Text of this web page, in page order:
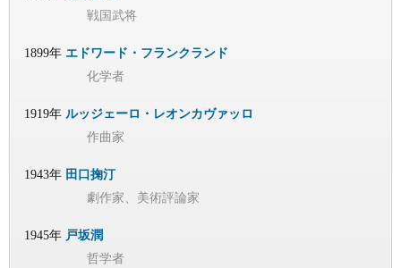
戦国武将
1899年 エドワード・フランクランド
化学者
1919年 ルッジェーロ・レオンカヴァッロ
作曲家
1943年 田口掬汀
劇作家、美術評論家
1945年 戸坂潤
哲学者